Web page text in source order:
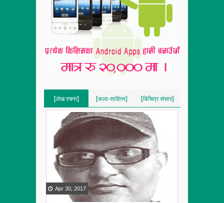
[लेख रचना]
[VERTICAL]
[RECENT][5]
[कला-साहित्य]
[VERTICAL]
[बिचित्र संसार]
[VERTICAL]
[RECENT][5]
Apr 30 2017